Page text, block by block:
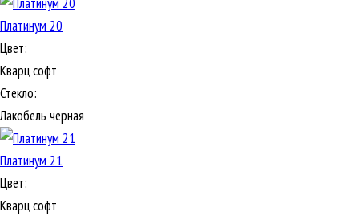
Платинум 20
Цвет:
Кварц софт
Стекло:
Лакобель черная
Платинум 21
Цвет:
Кварц софт